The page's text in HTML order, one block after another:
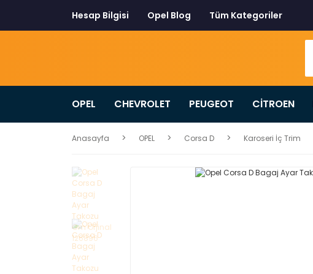
Hesap Bilgisi Opel Blog Tüm Kategoriler
OPEL CHEVROLET PEUGEOT CİTROEN
Anasayfa OPEL Corsa D Karoseri İç Trim